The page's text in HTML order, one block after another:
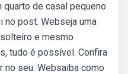
de casal pequeno.
no post. Webseja uma
e mesmo
tudo é possível. Confira
no seu. Websaiba como